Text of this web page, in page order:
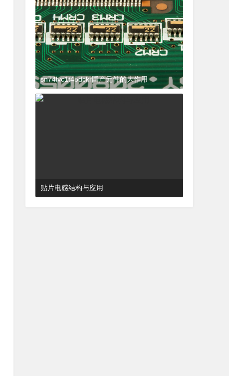
sn74lvc1t45dckr国产元件的大作用
2024-03-27 15:23:21 杂谈
贴片电感结构与应用